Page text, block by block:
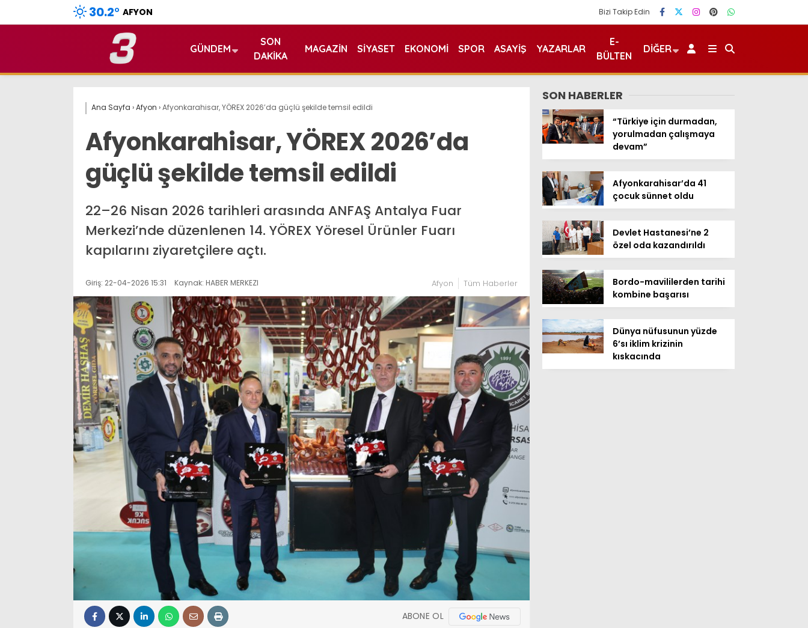
30.2° AFYON Bizi Takip Edin
GÜNDEM
SON
DAKIKA
MAGAZIN SIYASET EKONOMI SPOR ASAYIŞ YAZARLAR
E-
BÜLTEN
DIĞER
Ana Sayfa ›Afyon ›Afyonkarahisar, YÖREX 2026’da güçlü şekilde temsil edildi
Afyonkarahisar, YÖREX 2026’da
güçlü şekilde temsil edildi
22–26 Nisan 2026 tarihleri arasında ANFAŞ Antalya Fuar
Merkezi’nde düzenlenen 14. YÖREX Yöresel Ürünler Fuarı
kapılarını ziyaretçilere açtı.
Giriş: 22-04-2026 15:31 Kaynak: HABER MERKEZI Afyon Tüm Haberler
ABONE OL
SON HABERLER
“Türkiye için durmadan,
yorulmadan çalışmaya
devam”
Afyonkarahisar’da 41
çocuk sünnet oldu
Devlet Hastanesi’ne 2
özel oda kazandırıldı
Bordo-mavililerden tarihi
kombine başarısı
Dünya nüfusunun yüzde
6’sı iklim krizinin
kıskacında